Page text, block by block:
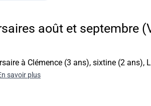
août et septembre
à Clémence (3 ans), sixtine (2 ans),
savoir plus